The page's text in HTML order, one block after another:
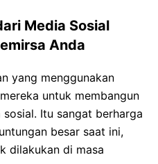
Media Sosial
Anda
yang menggunakan
untuk membangun
Itu sangat berharga
besar saat ini,
dilakukan di masa